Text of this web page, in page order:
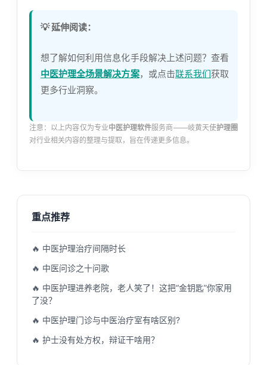
💡 延伸阅读：
想了解如何利用信息化手段解决上述问题？查看
中医护理全场景解决方案，或点击联系我们获取
更多行业洞察。
注意：以上内容仅为专业中医护理软件服务商——岐黄天使护理圈
对行业相关内容的整理与提取，旨在传递更多信息。
重点推荐
🔥 中医护理治疗间隔时长
🔥 中医问诊之十问歌
🔥 中医护理进养老院，老人笑了！这把“金钥匙”你家用
了没？
🔥 中医护理门诊与中医治疗室有啥区别?
🔥 护士没有处方权，辩证干啥用？